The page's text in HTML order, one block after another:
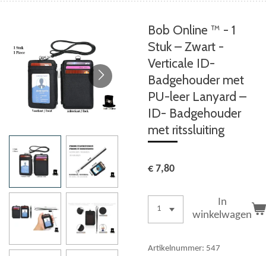
Bob Online ™ - 1
Stuk – Zwart -
Verticale ID-
Badgehouder met
PU-leer Lanyard –
ID- Badgehouder
met ritssluiting
€ 7,80
In
winkelwagen
Artikelnummer: 547